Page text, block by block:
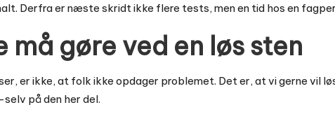
Derfra er næste skridt ikke flere tests, men en tid hos en
må gøre ved en løs sten
er ikke, at folk ikke opdager problemet. Det er, at vi gerne vil
på den her del.